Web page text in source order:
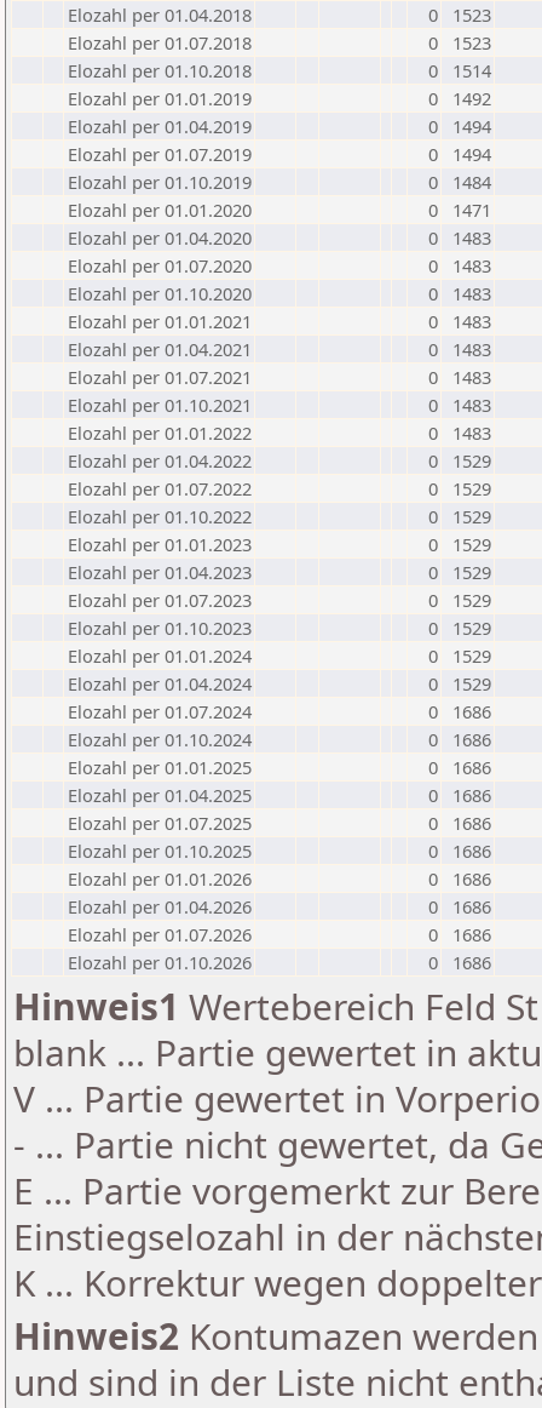
Elozahl per 01.04.2018
0
1523
Elozahl per 01.07.2018
0
1523
Elozahl per 01.10.2018
0
1514
Elozahl per 01.01.2019
0
1492
Elozahl per 01.04.2019
0
1494
Elozahl per 01.07.2019
0
1494
Elozahl per 01.10.2019
0
1484
Elozahl per 01.01.2020
0
1471
Elozahl per 01.04.2020
0
1483
Elozahl per 01.07.2020
0
1483
Elozahl per 01.10.2020
0
1483
Elozahl per 01.01.2021
0
1483
Elozahl per 01.04.2021
0
1483
Elozahl per 01.07.2021
0
1483
Elozahl per 01.10.2021
0
1483
Elozahl per 01.01.2022
0
1483
Elozahl per 01.04.2022
0
1529
Elozahl per 01.07.2022
0
1529
Elozahl per 01.10.2022
0
1529
Elozahl per 01.01.2023
0
1529
Elozahl per 01.04.2023
0
1529
Elozahl per 01.07.2023
0
1529
Elozahl per 01.10.2023
0
1529
Elozahl per 01.01.2024
0
1529
Elozahl per 01.04.2024
0
1529
Elozahl per 01.07.2024
0
1686
Elozahl per 01.10.2024
0
1686
Elozahl per 01.01.2025
0
1686
Elozahl per 01.04.2025
0
1686
Elozahl per 01.07.2025
0
1686
Elozahl per 01.10.2025
0
1686
Elozahl per 01.01.2026
0
1686
Elozahl per 01.04.2026
0
1686
Elozahl per 01.07.2026
0
1686
Elozahl per 01.10.2026
0 1686
Hinweis1 Wertebereich Feld
blank ... Partie gewertet in
V ... Partie gewertet in
- ... Partie nicht gewertet, da
E ... Partie vorgemerkt zur
Einstiegselozahl in der
K ... Korrektur wegen
Hinweis2 Kontumazen
und sind in der Liste nicht